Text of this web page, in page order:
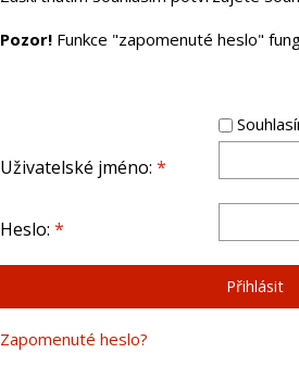
Pozor!Funkce "zapomenuté heslo"
Uživatelské jméno: *
Heslo: *
Zapomenuté heslo?